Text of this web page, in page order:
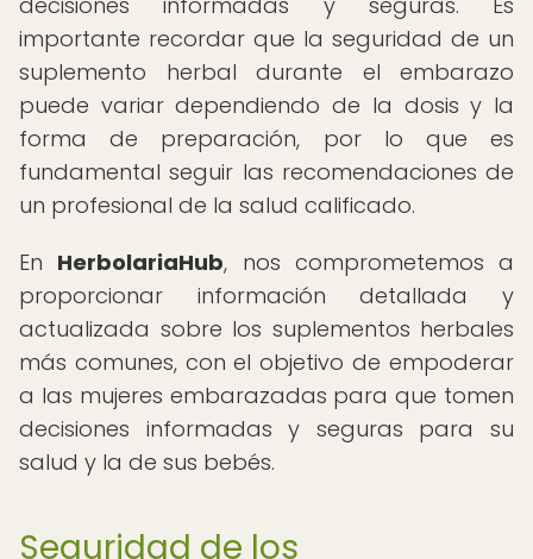
importante recordar que la seguridad de un
suplemento herbal durante el embarazo
puede variar dependiendo de la dosis y la
forma de preparación, por lo que es
fundamental seguir las recomendaciones de
un profesional de la salud calificado.
En HerbolariaHub, nos comprometemos a
proporcionar información detallada y
actualizada sobre los suplementos herbales
más comunes, con el objetivo de empoderar
a las mujeres embarazadas para que tomen
decisiones informadas y seguras para su
salud y la de sus bebés.
Seguridad de los